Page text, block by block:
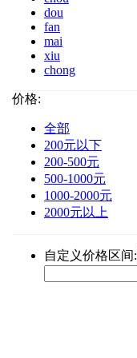
dou
fan
mai
xiu
chong
价格:
全部
200元以下
200-500元
500-1000元
1000-2000元
2000元以上
自定义价格区间: